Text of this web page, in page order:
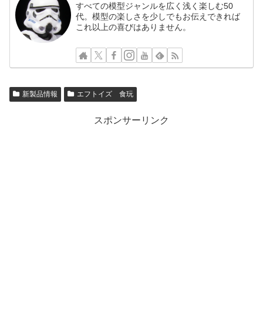
すべての模型ジャンルを広く浅く楽しむ50
代。模型の楽しさを少しでもお伝えできれば
これ以上の喜びはありません。
新製品情報 エフトイズ 食玩
スポンサーリンク